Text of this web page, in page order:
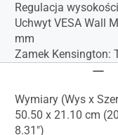
Regulacja
Uchwyt VESA Wall
mm
Zamek Kensington:
Wymiary (Wys x
50.50 x 21.10 cm
8.31")